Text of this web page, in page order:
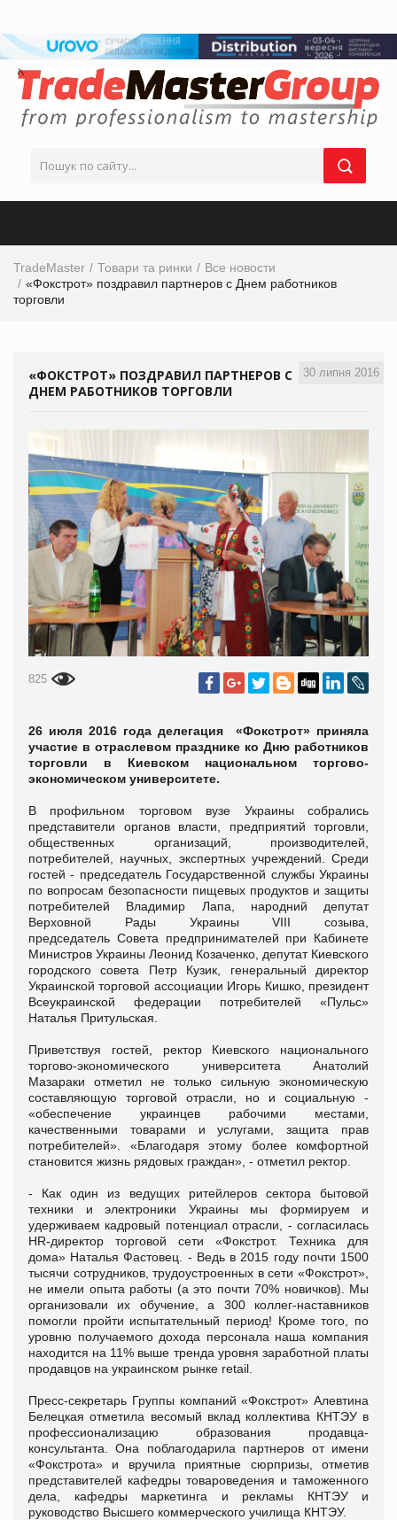
TradeMaster Товари та ринки
Все новости
«Фокстрот» поздравил партнеров с Днем работников
торговли
30 липня 2016
«ФОКСТРОТ» ПОЗДРАВИЛ ПАРТНЕРОВ С
ДНЕМ РАБОТНИКОВ ТОРГОВЛИ
825
26 июля 2016 года делегация «Фокстрот» приняла
участие в отраслевом празднике ко Дню работников
торговли в Киевском национальном торгово-
экономическом университете.
В профильном торговом вузе Украины собрались
представители органов власти, предприятий торговли,
общественных организаций, производителей,
потребителей, научных, экспертных учреждений. Среди
гостей - председатель Государственной службы Украины
по вопросам безопасности пищевых продуктов и защиты
потребителей Владимир Лапа, народний депутат
Верховной Рады Украины VIII созыва,
председатель Совета предпринимателей при Кабинете
Министров Украины Леонид Козаченко, депутат Киевского
городского совета Петр Кузик, генеральный директор
Украинской торговой ассоциации Игорь Кишко, президент
Всеукраинской федерации потребителей «Пульс»
Наталья Притульская.
Приветствуя гостей, ректор Киевского национального
торгово-экономического университета Анатолий
Мазараки отметил не только сильную экономическую
составляющую торговой отрасли, но и социальную -
«обеспечение украинцев рабочими местами,
качественными товарами и услугами, защита прав
потребителей». «Благодаря этому более комфортной
становится жизнь рядовых граждан», - отметил ректор.
- Как один из ведущих ритейлеров сектора бытовой
техники и электроники Украины мы формируем и
удерживаем кадровый потенциал отрасли, - согласилась
HR-директор торговой сети «Фокстрот. Техника для
дома» Наталья Фастовец. - Ведь в 2015 году почти 1500
тысячи сотрудников, трудоустроенных в сети «Фокстрот»,
не имели опыта работы (а это почти 70% новичков). Мы
организовали их обучение, а 300 коллег-наставников
помогли пройти испытательный период! Кроме того, по
уровню получаемого дохода персонала наша компания
находится на 11% выше тренда уровня заработной платы
продавцов на украинском рынке retail.
Пресс-секретарь Группы компаний «Фокстрот» Алевтина
Белецкая отметила весомый вклад коллектива КНТЭУ в
профессионализацию образования продавца-
консультанта. Она поблагодарила партнеров от имени
«Фокстрота» и вручила приятные сюрпризы, отметив
представителей кафедры товароведения и таможенного
дела, кафедры маркетинга и рекламы КНТЭУ и
руководство Высшего коммерческого училища КНТЭУ.